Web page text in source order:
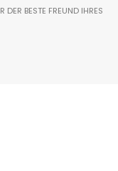
BESTE FREUND IHRES